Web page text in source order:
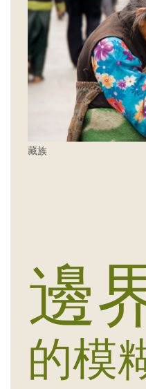
藏族
邊
的模